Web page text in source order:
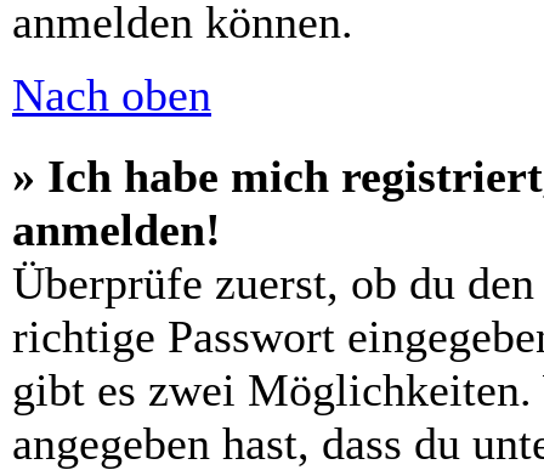
anmelden können.
Nach oben
» Ich habe mich
anmelden!
Überprüfe zuerst, ob du
richtige Passwort
gibt es zwei
angegeben hast, dass du